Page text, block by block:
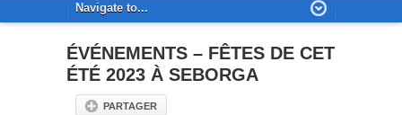
ÉVÉNEMENTS – FÊTES DE CET
ÉTÉ 2023 À SEBORGA
PARTAGER